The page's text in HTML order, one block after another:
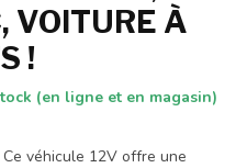
VOITURE À
!
(en ligne et en magasin)
véhicule 12V offre une